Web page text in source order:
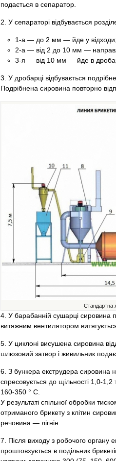
подається в сепаратор.
2. У сепараторі відбувається
1-а — до 2 мм — йде у відходи;
2-а — від 2 до 10 мм —
3-я — від 10 мм — йде в
3. У дробарці відбувається
Подрібнена сировина повторно
Стандартна
4. У барабанній сушарці сировина
витяжним вентилятором
5. У циклоні висушена сировина
шлюзовий затвор і живильник
6. З бункера екструдера сировина
спресовується до щільності 1,0-
160-350 ° С.
У результаті спільної обробки
отриманого брикету з клітин
речовина — лігнін.
7. Після виходу з робочого органу
проштовхується в подільник